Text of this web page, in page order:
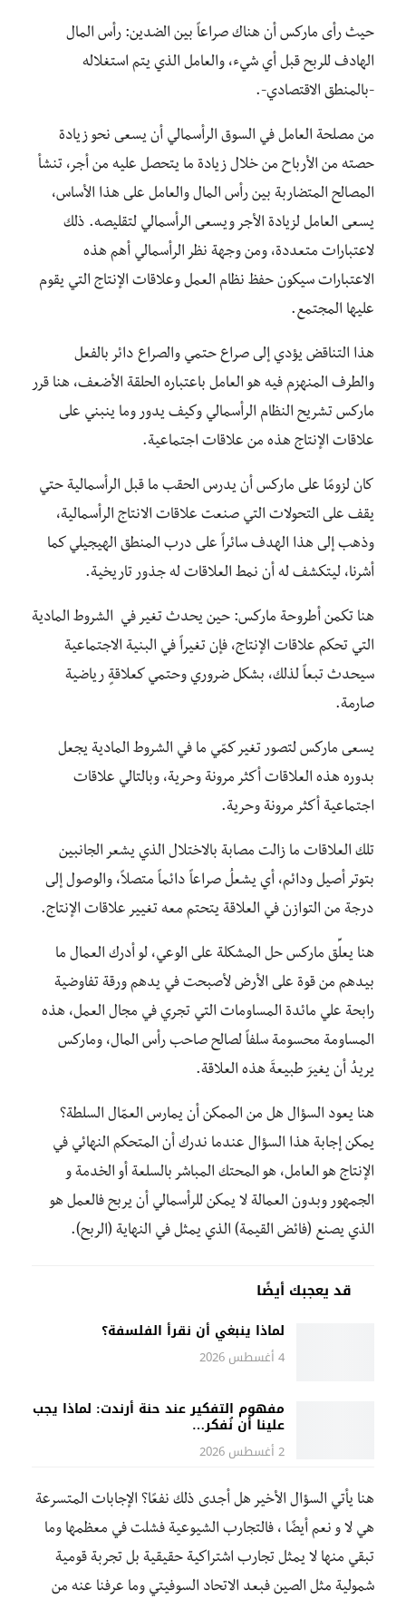
حيث رأى ماركس أن هناك صراعاً بين الضدين: رأس المال
الهادف للربح قبل أي شيء، والعامل الذي يتم استغلاله
-بالمنطق الاقتصادي-.
من مصلحة العامل في السوق الرأسمالي أن يسعى نحو زيادة
حصته من الأرباح من خلال زيادة ما يتحصل عليه من أجر، تنشأ
المصالح المتضاربة بين رأس المال والعامل على هذا الأساس،
يسعى العامل لزيادة الأجر ويسعى الرأسمالي لتقليصه. ذلك
لاعتبارات متعددة، ومن وجهة نظر الرأسمالي أهم هذه
الاعتبارات سيكون حفظ نظام العمل وعلاقات الإنتاج التي يقوم
عليها المجتمع.
هذا التناقض يؤدي إلى صراع حتمي والصراع دائر بالفعل
والطرف المنهزم فيه هو العامل باعتباره الحلقة الأضعف، هنا قرر
ماركس تشريح النظام الرأسمالي وكيف يدور وما ينبني على
علاقات الإنتاج هذه من علاقات اجتماعية.
كان لزومًا على ماركس أن يدرس الحقب ما قبل الرأسمالية حتي
يقف على التحولات التي صنعت علاقات الانتاج الرأسمالية،
وذهب إلى هذا الهدف سائراً على درب المنطق الهيجيلي كما
أشرنا، ليتكشف له أن نمط العلاقات له جذور تاريخية.
هنا تكمن أطروحة ماركس: حين يحدث تغير في الشروط المادية
التي تحكم علاقات الإنتاج، فإن تغيراً في البنية الاجتماعية
سيحدث تبعاً لذلك، بشكل ضروري وحتمي كعلاقةٍ رياضية
صارمة.
يسعى ماركس لتصور تغير كمّي ما في الشروط المادية يجعل
بدوره هذه العلاقات أكثر مرونة وحرية، وبالتالي علاقات
اجتماعية أكثر مرونة وحرية.
تلك العلاقات ما زالت مصابة بالاختلال الذي يشعر الجانبين
بتوتر أصيل ودائم، أي يشعلُ صراعاً دائماً متصلاً، والوصول إلى
درجة من التوازن في العلاقة يتحتم معه تغيير علاقات الإنتاج.
هنا يعلِّق ماركس حل المشكلة على الوعي، لو أدرك العمال ما
بيدهم من قوة على الأرض لأصبحت في يدهم ورقة تفاوضية
رابحة علي مائدة المساومات التي تجري في مجال العمل، هذه
المساومة محسومة سلفاً لصالح صاحب رأس المال، وماركس
يريدُ أن يغيرَ طبيعةَ هذه العلاقة.
هنا يعود السؤال هل من الممكن أن يمارس العمّال السلطة؟
يمكن إجابة هذا السؤال عندما ندرك أن المتحكم النهائي في
الإنتاج هو العامل، هو المحتك المباشر بالسلعة أو الخدمة و
الجمهور وبدون العمالة لا يمكن للرأسمالي أن يربح فالعمل هو
الذي يصنع (فائض القيمة) الذي يمثل في النهاية (الربح).
قد يعجبك أيضًا
لماذا ينبغي أن نقرأ الفلسفة؟
4 أغسطس 2026
مفهوم التفكير عند حنة أرندت: لماذا يجب
علينا أن نُفكر…
2 أغسطس 2026
هنا يأتي السؤال الأخير هل أجدى ذلك نفعًا؟ الإجابات المتسرعة
هي لا و نعم أيضًا ، فالتجارب الشيوعية فشلت في معظمها وما
تبقي منها لا يمثل تجارب اشتراكية حقيقية بل تجربة قومية
شمولية مثل الصين فبعد الاتحاد السوفيتي وما عرفنا عنه من